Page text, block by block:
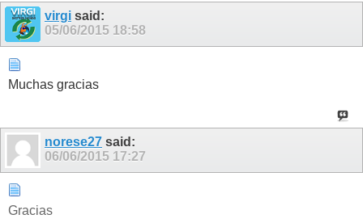
virgi said:
05/06/2015 18:58
Muchas gracias
norese27 said:
06/06/2015 17:27
Gracias